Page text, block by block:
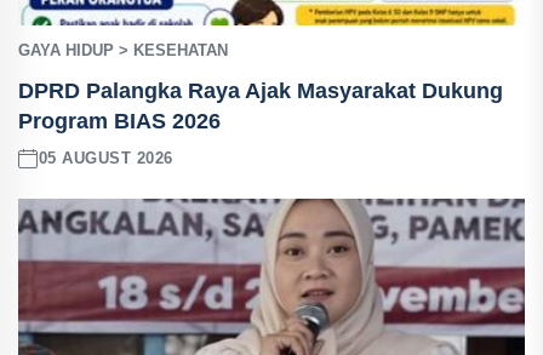
GAYA HIDUP > KESEHATAN
DPRD Palangka Raya Ajak Masyarakat Dukung
Program BIAS 2026
05 AUGUST 2026